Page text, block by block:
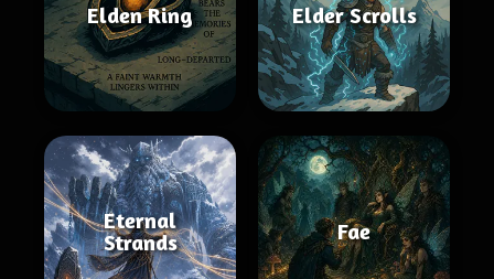
Elden Ring Elder Scrolls
Eternal
Strands
Fae